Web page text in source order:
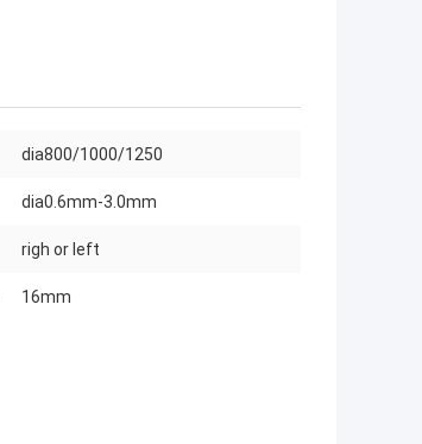
dia800/1000/1250
dia0.6mm-3.0mm
righ or left
16mm